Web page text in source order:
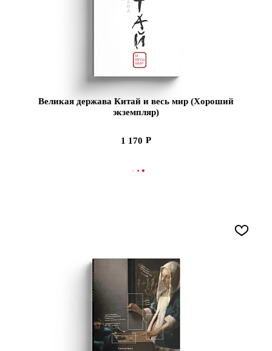
Великая держава Китай и весь мир (Хороший
экземпляр)
1 170
СООБЩИТЬ О ПОСТУПЛЕНИИ